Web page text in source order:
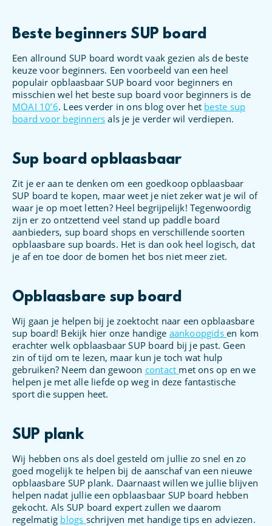
Beste beginners SUP board
Een allround SUP board wordt vaak gezien als de beste
keuze voor beginners. Een voorbeeld van een heel
populair opblaasbaar SUP board voor beginners en
misschien wel het beste sup board voor beginners is de
MOAI 10’6. Lees verder in ons blog over het beste sup
board voor beginners als je je verder wil verdiepen.
Sup board opblaasbaar
Zit je er aan te denken om een goedkoop opblaasbaar
SUP board te kopen, maar weet je niet zeker wat je wil of
waar je op moet letten? Heel begrijpelijk! Tegenwoordig
zijn er zo ontzettend veel stand up paddle board
aanbieders, sup board shops en verschillende soorten
opblaasbare sup boards. Het is dan ook heel logisch, dat
je af en toe door de bomen het bos niet meer ziet.
Opblaasbare sup board
Wij gaan je helpen bij je zoektocht naar een opblaasbare
sup board! Bekijk hier onze handige aankoopgidsen kom
erachter welk opblaasbaar SUP board bij je past. Geen
zin of tijd om te lezen, maar kun je toch wat hulp
gebruiken? Neem dan gewoon contact met ons op en we
helpen je met alle liefde op weg in deze fantastische
sport die suppen heet.
SUP plank
Wij hebben ons als doel gesteld om jullie zo snel en zo
goed mogelijk te helpen bij de aanschaf van een nieuwe
opblaasbare SUP plank. Daarnaast willen we jullie blijven
helpen nadat jullie een opblaasbaar SUP board hebben
gekocht. Als SUP board expert zullen we daarom
regelmatig blogs schrijven met handige tips en adviezen.